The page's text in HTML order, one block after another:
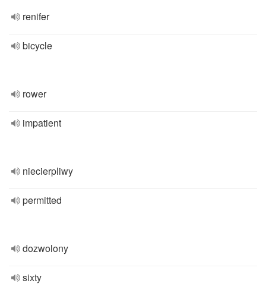
renifer
bicycle
rower
impatient
niecierpliwy
permitted
dozwolony
sixty